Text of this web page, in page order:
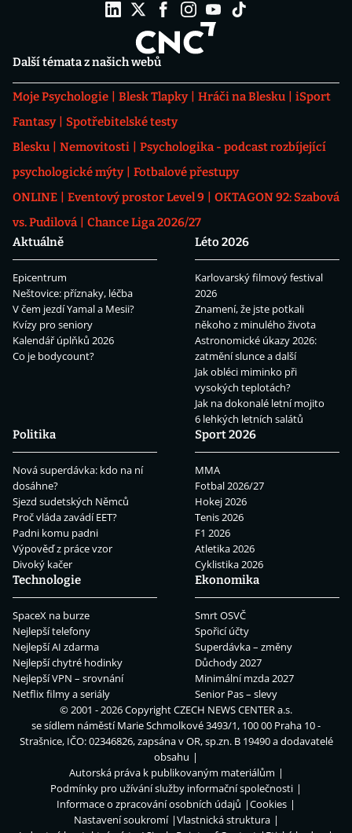
Další témata z našich webů
Moje Psychologie Blesk Tlapky Hráči na Blesku
iSport
Fantasy
Spotřebitelské testy
Blesku
Nemovitosti
Psychologika - podcast rozbíjející
psychologické mýty
Fotbalové přestupy
ONLINE
Eventový prostor Level 9
OKTAGON 92: Szabová
vs. Pudilová
Chance Liga 2026/27
Aktuálně
Epicentrum
Neštovice: příznaky, léčba
V čem jezdí Yamal a Mesii?
Kvízy pro seniory
Kalendář úplňků 2026
Co je bodycount?
Léto 2026
Karlovarský filmový festival
2026
Znamení, že jste potkali
někoho z minulého života
Astronomické úkazy 2026:
zatmění slunce a další
Jak obléci miminko při
vysokých teplotách?
Jak na dokonalé letní mojito
6 lehkých letních salátů
Politika
Nová superdávka: kdo na ní
dosáhne?
Sjezd sudetských Němců
Proč vláda zavádí EET?
Padni komu padni
Výpověď z práce vzor
Divoký kačer
Sport 2026
MMA
Fotbal 2026/27
Hokej 2026
Tenis 2026
F1 2026
Atletika 2026
Cyklistika 2026
Technologie
SpaceX na burze
Nejlepší telefony
Nejlepší AI zdarma
Nejlepší chytré hodinky
Nejlepší VPN – srovnání
Netflix filmy a seriály
Ekonomika
Smrt OSVČ
Spořicí účty
Superdávka – změny
Důchody 2027
Minimální mzda 2027
Senior Pas – slevy
© 2001 - 2026 CopyrightCZECH NEWS CENTER a.s.
se sídlem náměstí Marie Schmolkové 3493/1, 100 00 Praha 10 -
Strašnice, IČO: 02346826, zapsána v OR, sp.zn. B 19490 a dodavatelé
obsahu
Autorská práva k publikovaným materiálům
Podmínky pro užívání služby informační společnosti
Informace o zpracování osobních údajů
Cookies
Nastavení soukromí
Vlastnická struktura